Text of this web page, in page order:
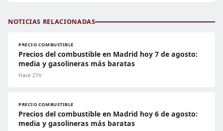
NOTICIAS RELACIONADAS
PRECIO COMBUSTIBLE
Precios del combustible en Madrid hoy 7 de agosto:
media y gasolineras más baratas
Hace 21h
PRECIO COMBUSTIBLE
Precios del combustible en Madrid hoy 6 de agosto:
media y gasolineras más baratas